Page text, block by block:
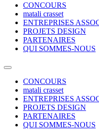
CONCOURS
matali crasset
ENTREPRISES
PROJETS DESIGN
PARTENAIRES
QUI SOMMES-NOUS
CONCOURS
matali crasset
ENTREPRISES
PROJETS DESIGN
PARTENAIRES
QUI SOMMES-NOUS